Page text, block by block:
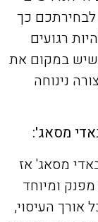
לבחירתכם כך
רגועים
במקום את
נינוחה
מסאג':
מסאג' אז
ומיוחד
אורך העיסוי,